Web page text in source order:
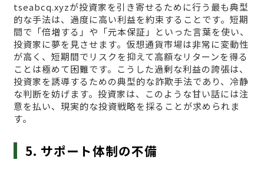
tseabcq.xyzが投資家を引き寄せるために行う最も典型
的な手法は、過度に高い利益を約束することです。短期
間で「倍増する」や「元本保証」といった言葉を使い、
投資家に夢を見させます。仮想通貨市場は非常に変動性
が高く、短期間でリスクを抑えて高額なリターンを得る
ことは極めて困難です。こうした過剰な利益の誇張は、
投資家を誘導するための典型的な詐欺手法であり、冷静
な判断を妨げます。投資家は、このような甘い話には注
意を払い、現実的な投資戦略を採ることが求められま
す。
5. サポート体制の不備